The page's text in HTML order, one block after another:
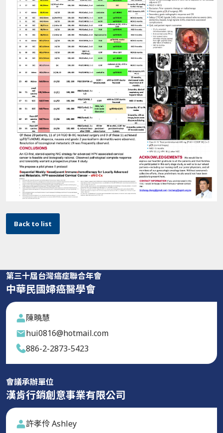
Back to list
第三十屆台灣癌症聯合年會
中華民國婦癌醫學會
陳曉慧
hui0816@hotmail.com
886-2-2873-5423
會議承辦單位
漢肯行銷創意事業有限公司
許孝伶 Ashley